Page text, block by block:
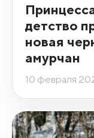
детство
новая
амурчан
10 февраля